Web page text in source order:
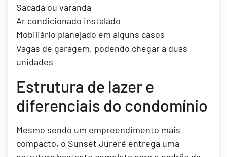
Sacada ou varanda
Ar condicionado instalado
Mobiliário planejado em alguns casos
Vagas de garagem, podendo chegar a duas
unidades
Estrutura de lazer e
diferenciais do condomínio
Mesmo sendo um empreendimento mais
compacto, o Sunset Jurerê entrega uma